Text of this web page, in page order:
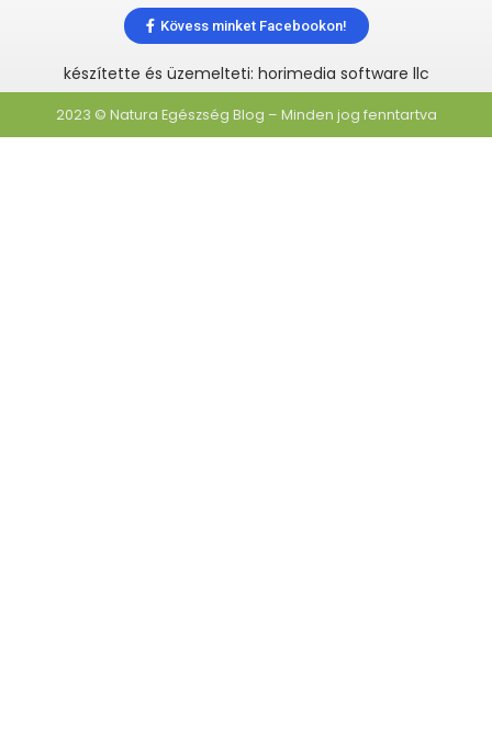
Kövess minket Facebookon!
készítette és üzemelteti: horimedia software llc
2023 © Natura Egészség Blog – Minden jog fenntartva